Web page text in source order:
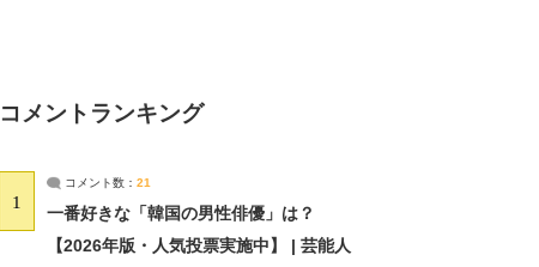
コメントランキング
1
コメント数： 21
一番好きな「韓国の男性俳優」は？
【2026年版・人気投票実施中】 | 芸能人